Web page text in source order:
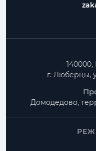
140000,
г. Люберцы,
Домодедово,